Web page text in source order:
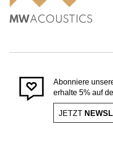
Abonniere
erhalte 5% auf
JETZT